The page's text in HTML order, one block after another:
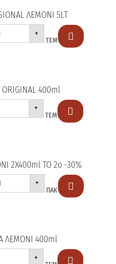
ΛΕΜΟΝΙ 5LT
+
ΤΕΜ 
ORIGINAL 400ml
+
ΤΕΜ 
2Χ400ml ΤΟ 2ο -30%
+
ΠΑΚ 
ΛΕΜΟΝΙ 400ml
+ 